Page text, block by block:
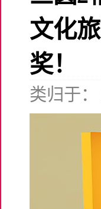
文化
奖！
类归于：